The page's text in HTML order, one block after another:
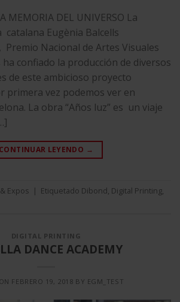
MEMORIA DEL UNIVERSO La
Eugènia Balcells
Premio Nacional de Artes Visuales
ha confiado la producción de diversos
de este ambicioso proyecto
primera vez podemos ver en
La obra “Años luz” es un viaje
CONTINUAR LEYENDO →
Expos | Etiquetado Dibond, Digital Printing,
DIGITAL PRINTING
DANCE ACADEMY
FEBRERO 19, 2018 BY EGM_TEST